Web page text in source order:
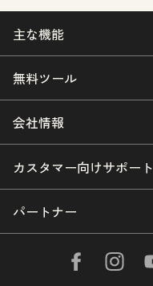
主な機能
無料ツール
会社情報
カスタマー向けサポート
パートナー